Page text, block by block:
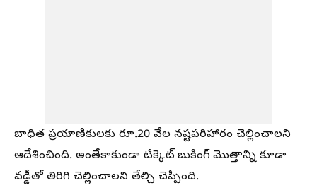
బాధిత ప్రయాణికులకు రూ.20 వేల నష్టపరిహారం చెల్లించాలని
ఆదేశించింది. అంతేకాకుండా టిక్కెట్ బుకింగ్ మొత్తాన్ని కూడా
వడ్డీతో తిరిగి చెల్లించాలని తేల్చి చెప్పింది.